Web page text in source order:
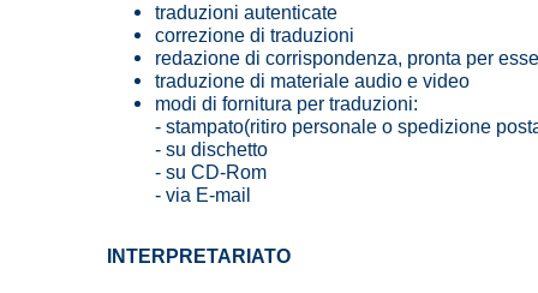
traduzioni autenticate
correzione di traduzioni
redazione di corrispondenza, pronta per
traduzione di materiale audio e video
modi di fornitura per traduzioni:
- stampato(ritiro personale o spedizione
- su dischetto
- su CD-Rom
- via E-mail
INTERPRETARIATO